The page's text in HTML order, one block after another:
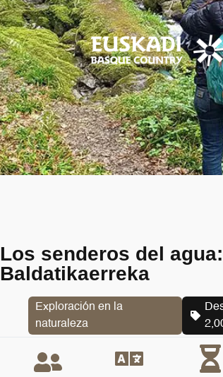
Los senderos del
Baldatikaerreka
Exploración en la
naturaleza